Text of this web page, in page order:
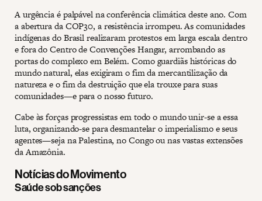
A urgência é palpável na conferência climática deste ano. Com
a abertura da COP30, a resistência irrompeu. As comunidades
indígenas do Brasil realizaram protestos em larga escala dentro
e fora do Centro de Convenções Hangar, arrombando as
portas do complexo em Belém. Como guardiãs históricas do
mundo natural, elas exigiram o fim da mercantilização da
natureza e o fim da destruição que ela trouxe para suas
comunidades—e para o nosso futuro.
Cabe às forças progressistas em todo o mundo unir-se a essa
luta, organizando-se para desmantelar o imperialismo e seus
agentes—seja na Palestina, no Congo ou nas vastas extensões
da Amazônia.
Notícias do Movimento
Saúde sob sanções